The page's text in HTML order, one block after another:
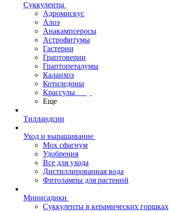
Суккуленты
Адромискус
Алоэ
Анакампсеросы
Астрофитумы
Гастерии
Граптоверии
Граптопеталумы
Каланхоэ
Котиледоны
Крассулы
Еще
Тилландсии
Уход и выращивание
Мох сфагнум
Удобрения
Все для ухода
Дистиллированная вода
Фитолампы для растений
Минисадики
Суккуленты в керамических горшках